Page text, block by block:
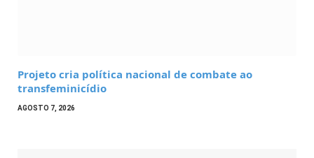
Projeto cria política nacional de combate ao
transfeminicídio
AGOSTO 7, 2026